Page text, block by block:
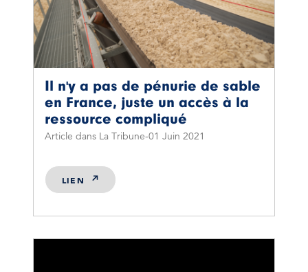
Il n'y a pas de pénurie de sable
en France, juste un accès à la
ressource compliqué
Article dans La Tribune 01 Juin 2021
LIEN